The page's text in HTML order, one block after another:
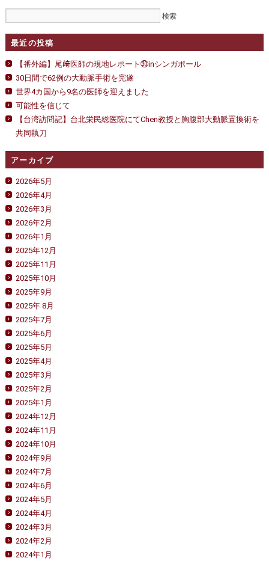
最近の投稿
【番外編】尾﨑医師の現地レポート㉚inシンガポール
30日間で62例の大動脈手術を完遂
世界4カ国から9名の医師を迎えました
可能性を信じて
【台湾訪問記】台北栄民総医院にてChen教授と胸腹部大動脈置換術を
共同執刀
アーカイブ
2026年5月
2026年4月
2026年3月
2026年2月
2026年1月
2025年12月
2025年11月
2025年10月
2025年9月
2025年 8月
2025年7月
2025年6月
2025年5月
2025年4月
2025年3月
2025年2月
2025年1月
2024年12月
2024年11月
2024年10月
2024年9月
2024年7月
2024年6月
2024年5月
2024年4月
2024年3月
2024年2月
2024年1月